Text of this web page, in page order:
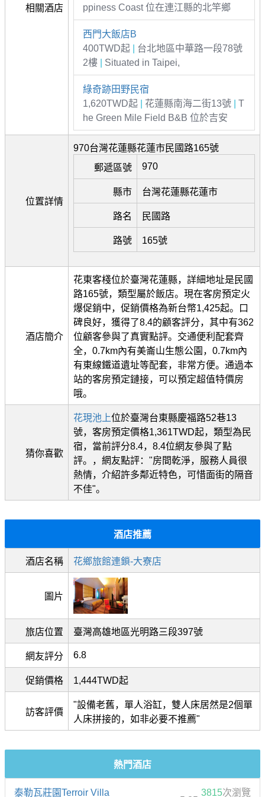
相關酒店 ppiness Coast 位在連江縣的北竿鄉
西門大飯店B
400TWD起
台北地區中華路一段78號
2樓
Situated in Taipei,
綠奇跡田野民宿
1,620TWD起
花蓮縣南海二街13號
T
he Green Mile Field B&B 位於吉安
位置詳情
970台灣花蓮縣花蓮市民國路165號
郵遞區號
970
縣市 台灣花蓮縣花蓮市
路名 民國路
路號 165號
酒店簡介
花東客棧位於臺灣花蓮縣，詳細地址是民國
路165號，類型屬於飯店。現在客房預定火
爆促銷中，促銷價格為新台幣1,425起。口
碑良好，獲得了8.4的顧客評分，其中有362
位顧客參與了真實點評。交通便利配套齊
全，0.7km內有美崙山生態公園，0.7km內
有東線鐵道遺址等配套，非常方便。通過本
站的客房預定鏈接，可以預定超值特價房
哦。
猜你喜歡
花現池上位於臺灣台東縣慶福路52巷13
號，客房預定價格1,361TWD起，類型為民
宿，當前評分8.4，8.4位網友參與了點
評。，網友點評："房間乾淨，服務人員很
熱情，介紹許多鄰近特色，可惜面街的隔音
不佳"。
酒店推薦
酒店名稱 花鄉旅館連鎖-大寮店
圖片
旅店位置 臺灣高雄地區光明路三段397號
網友評分 6.8
促銷價格 1,444TWD起
訪客評價
"設備老舊，單人浴缸，雙人床居然是2個單
人床拼接的，如非必要不推薦"
熱門酒店
泰勒瓦莊園Terroir Villa 3815次瀏覽